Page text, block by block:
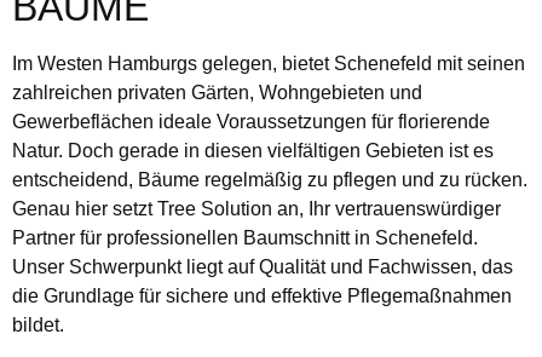
Im Westen Hamburgs gelegen, bietet Schenefeld mit seinen
zahlreichen privaten Gärten, Wohngebieten und
Gewerbeflächen ideale Voraussetzungen für florierende
Natur. Doch gerade in diesen vielfältigen Gebieten ist es
entscheidend, Bäume regelmäßig zu pflegen und zu rücken.
Genau hier setzt Tree Solution an, Ihr vertrauenswürdiger
Partner für professionellen Baumschnitt in Schenefeld.
Unser Schwerpunkt liegt auf Qualität und Fachwissen, das
die Grundlage für sichere und effektive Pflegemaßnahmen
bildet.